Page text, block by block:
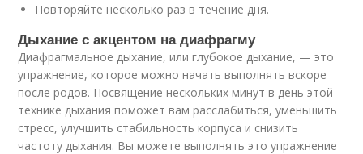
Повторяйте несколько раз в течение дня.
Дыхание с акцентом на диафрагму
Диафрагмальное дыхание, или глубокое дыхание, — это
упражнение, которое можно начать выполнять вскоре
после родов. Посвящение нескольких минут в день этой
технике дыхания поможет вам расслабиться, уменьшить
стресс, улучшить стабильность корпуса и снизить
частоту дыхания. Вы можете выполнять это упражнение